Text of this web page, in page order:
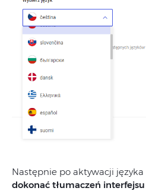
Następnie po aktywacji języka
dokonać tłumaczeń interfejsu